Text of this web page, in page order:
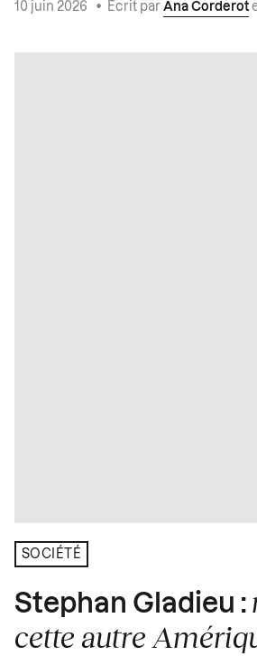
10 juin 2026 • Écrit par Ana Corderot
SOCIÉTÉ
Stephan Gladieu :
cette autre